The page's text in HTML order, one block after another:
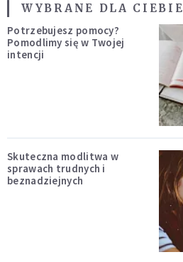
WYBRANE DLA CIEBIE
Potrzebujesz pomocy?
Pomodlimy się w Twojej
intencji
Skuteczna modlitwa w
sprawach trudnych i
beznadziejnych